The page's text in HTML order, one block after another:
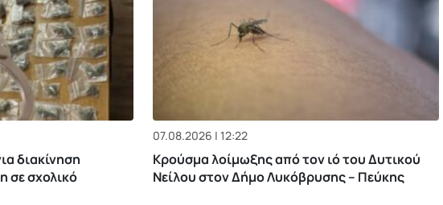
διακίνηση
σε σχολικό
07.08.2026 | 12:22
Κρούσμα λοίμωξης από τον ιό του Δυτικού
Νείλου στον Δήμο Λυκόβρυσης – Πεύκης